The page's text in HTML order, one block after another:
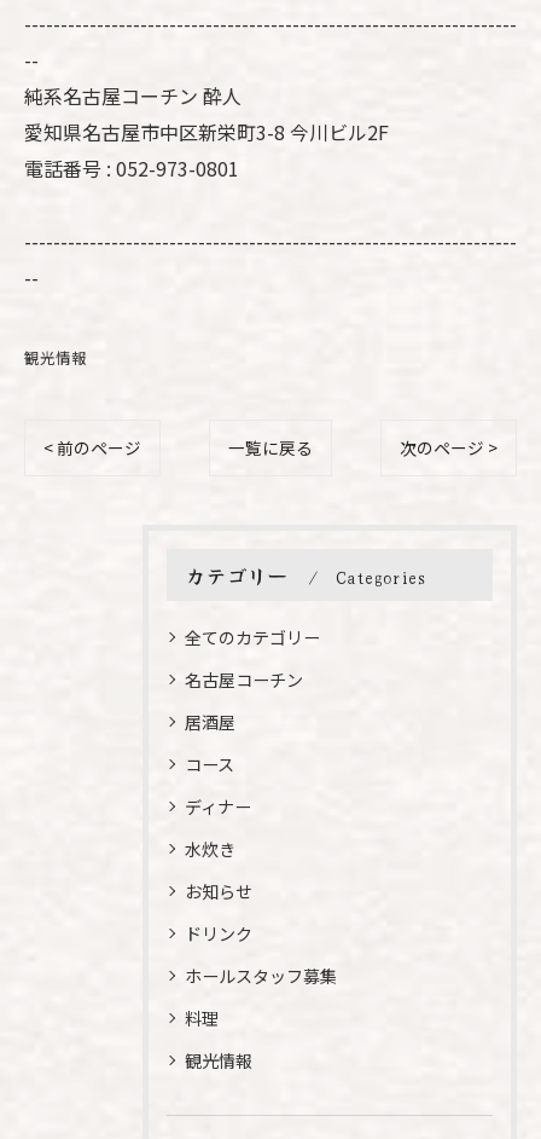
--------------------------------------------------------------------
--
純系名古屋コーチン 酔人
愛知県名古屋市中区新栄町3-8 今川ビル2F
電話番号 : 052-973-0801
--------------------------------------------------------------------
--
観光情報
< 前のページ 一覧に戻る 次のページ >
カテゴリー Categories
全てのカテゴリー
名古屋コーチン
居酒屋
コース
ディナー
水炊き
お知らせ
ドリンク
ホールスタッフ募集
料理
観光情報